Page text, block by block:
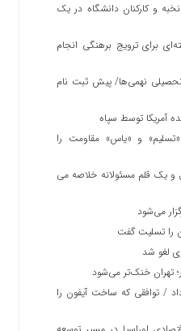
و کارکنان دانشگاه در یک
برای ترویج برهنگی انجام
هدایت تحصیلی نهمی‌ها/ پیش ثبت نام
آمریکا توسط سپاه
و «یاس» مقاومت را
و یک قلم مسئولانه خلاصه می
می‌شود
را تسلیت گفت
لغو شد
تهران خنک‌تر می‌شود
/ توافقی که ساخت آیفون را